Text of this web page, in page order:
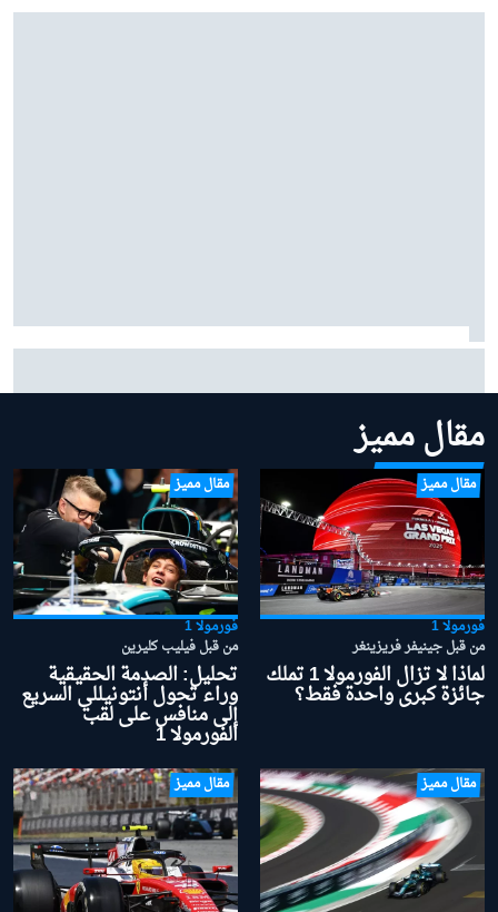
ماركيز: "أنا أبطأ" في المنعطفات التي كانت تمثل نقطة قوتي
مقال مميز
مقال مميز
فورمولا 1
من قبل جينيفر فريزينغر
لماذا لا تزال الفورمولا 1 تملك
جائزة كبرى واحدة فقط؟
مقال مميز
فورمولا 1
من قبل فيليب كليرين
تحليل: الصدمة الحقيقية
وراء تحول أنتونيللي السريع
إلى منافس على لقب
الفورمولا 1
مقال مميز مقال مميز